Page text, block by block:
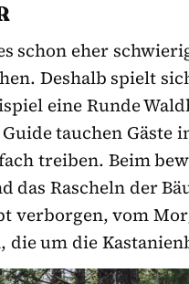
schon eher
Deshalb spielt
eine Runde
tauchen Gäste
treiben. Beim
das Rascheln der
verborgen, vom
die um die